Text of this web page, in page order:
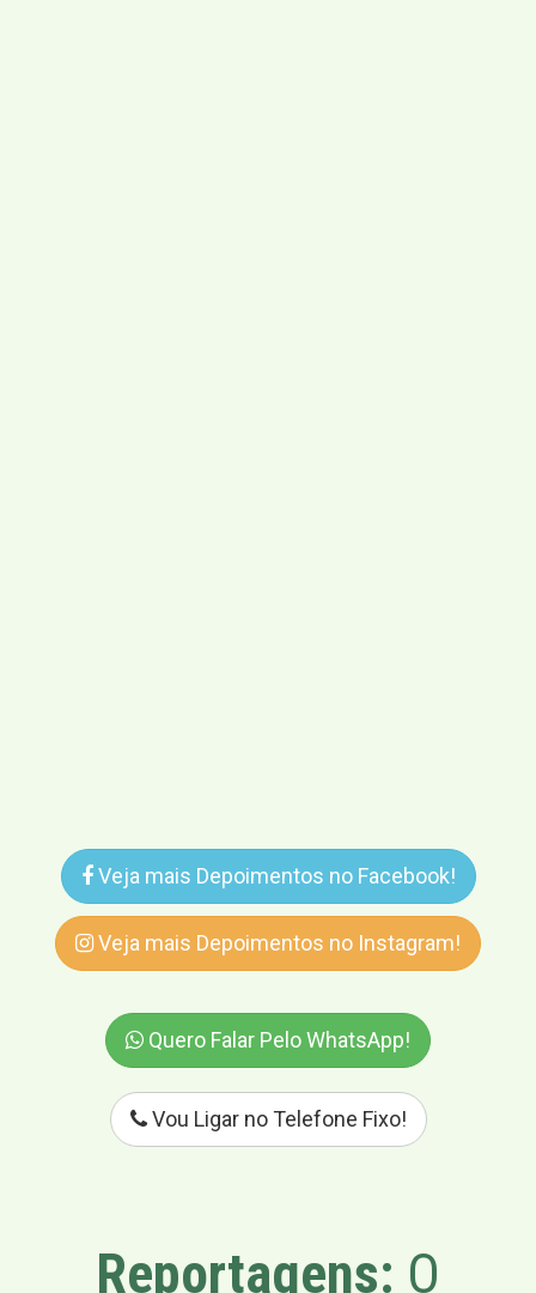
Veja mais Depoimentos no Facebook!
Veja mais Depoimentos no Instagram!
Quero Falar Pelo WhatsApp!
Vou Ligar no Telefone Fixo!
Reportagens: O